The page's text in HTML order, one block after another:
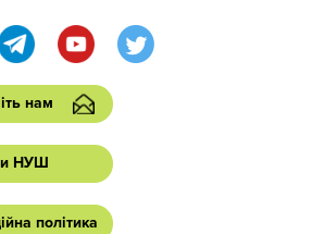
нам
НУШ
політика